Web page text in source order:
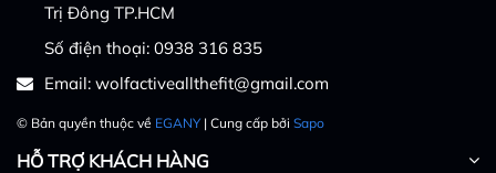
Trị Đông TP.HCM
Số điện thoại: 0938 316 835
Email: wolfactiveallthefit@gmail.com
© Bản quyền thuộc về EGANY| Cung cấp bởi Sapo
HỖ TRỢ KHÁCH HÀNG